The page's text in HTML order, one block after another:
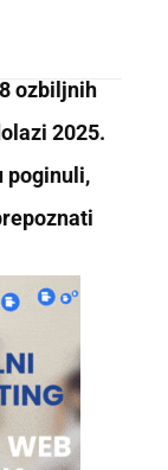
ozbiljnih
2025.
poginuli,